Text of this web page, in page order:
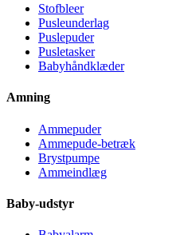
Stofbleer
Pusleunderlag
Puslepuder
Pusletasker
Babyhåndklæder
Amning
Ammepuder
Ammepude-betræk
Brystpumpe
Ammeindlæg
Baby-udstyr